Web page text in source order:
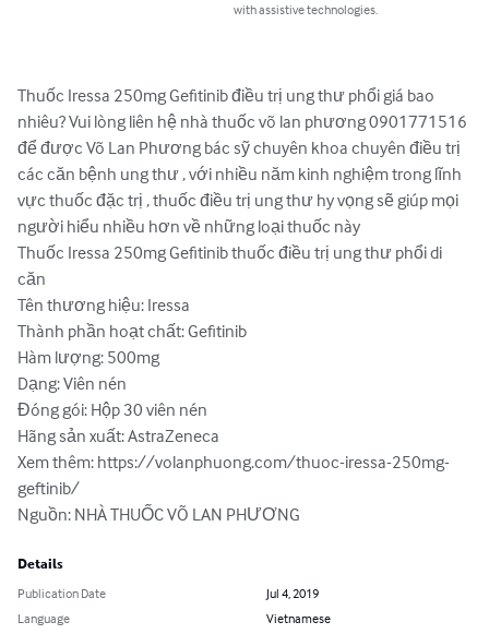
with assistive technologies.
Thuốc Iressa 250mg Gefitinib điều trị ung thư phổi giá bao
nhiêu? Vui lòng liên hệ nhà thuốc võ lan phương 0901771516
để được Võ Lan Phương bác sỹ chuyên khoa chuyên điều trị
các căn bệnh ung thư , với nhiều năm kinh nghiệm trong lĩnh
vực thuốc đặc trị , thuốc điều trị ung thư hy vọng sẽ giúp mọi
người hiểu nhiều hơn về những loại thuốc này
Thuốc Iressa 250mg Gefitinib thuốc điều trị ung thư phổi di
căn
Tên thương hiệu: Iressa
Thành phần hoạt chất: Gefitinib
Hàm lượng: 500mg
Dạng: Viên nén
Đóng gói: Hộp 30 viên nén
Hãng sản xuất: AstraZeneca
Xem thêm: https://volanphuong.com/thuoc-iressa-250mg-
geftinib/
Nguồn: NHÀ THUỐC VÕ LAN PHƯƠNG
Details
Publication Date
Jul 4, 2019
Language
Vietnamese